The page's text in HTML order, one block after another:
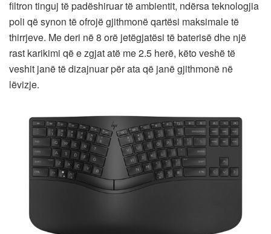
filtron tinguj të padëshiruar të ambientit, ndërsa teknologjia
poli që synon të ofrojë gjithmonë qartësi maksimale të
thirrjeve. Me deri në 8 orë jetëgjatësi të baterisë dhe një
rast karikimi që e zgjat atë me 2.5 herë, këto veshë të
veshit janë të dizajnuar për ata që janë gjithmonë në
lëvizje.